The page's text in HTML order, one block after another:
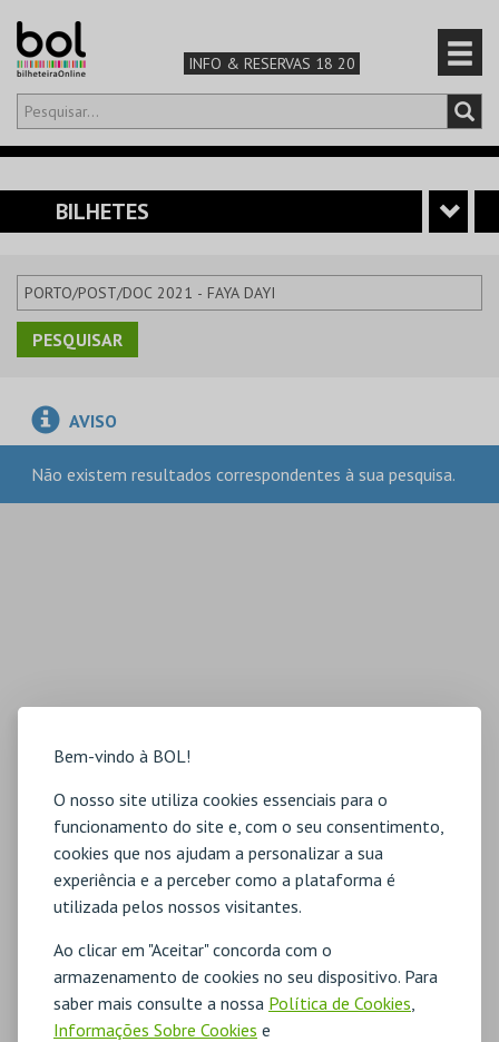
Bem-vindo à BOL!
O nosso site utiliza cookies essenciais para o
funcionamento do site e, com o seu consentimento,
cookies que nos ajudam a personalizar a sua
experiência e a perceber como a plataforma é
utilizada pelos nossos visitantes.
Ao clicar em "Aceitar" concorda com o
armazenamento de cookies no seu dispositivo. Para
saber mais consulte a nossa Política de Cookies,
Informações Sobre Cookies e
INFO & RESERVAS 18 20
Olá,iniciar sessão
CARRINHO 0
MÚSICA & FESTIVAIS
DESPORTO & AVENTURA
BILHETES
AVISO
Não existem resultados correspondentes à sua pesquisa.